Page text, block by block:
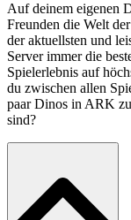
Auf deinem eigenen
Freunden die Welt
der aktuellsten und
Server immer die
Spielerlebnis auf
du zwischen allen
paar Dinos in ARK
sind?